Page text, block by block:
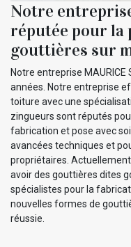
Notre
réputée pour la
gouttières sur
Notre entreprise
années. Notre entreprise
toiture avec une
zingueurs sont réputés
fabrication et pose avec
avancées techniques et
propriétaires.
avoir des gouttières dites
spécialistes pour la
nouvelles formes de
réussie.